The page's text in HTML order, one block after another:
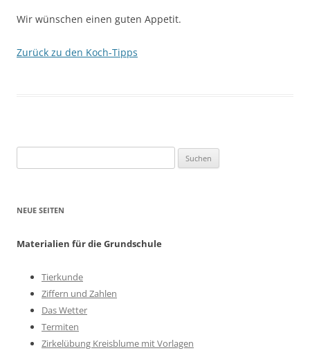
Wir wünschen einen guten Appetit.
Zurück zu den Koch-Tipps
nach:
NEUE SEITEN
Materialien für die Grundschule
Tierkunde
Ziffern und Zahlen
Das Wetter
Termiten
Zirkelübung Kreisblume mit Vorlagen